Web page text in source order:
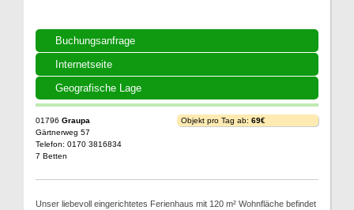
Buchungsanfrage
Internetseite
Geografische Lage
01796 Graupa
Gärtnerweg 57
Telefon: 0170 3816834
7 Betten
Objekt pro Tag ab: 69€
Unser liebevoll eingerichtetes Ferienhaus mit 120 m² Wohnfläche befindet